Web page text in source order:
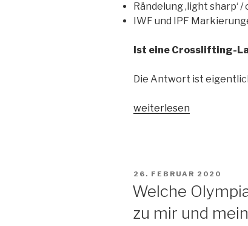
Rändelung ‚light
IWF und IPF
Ist eine Crosslifting-
Die Antwort ist
„Welche
mir
und
weiterlesen
VERÖFFENTLICHT
26. FEBRUAR 2020
Welche
zu mir und